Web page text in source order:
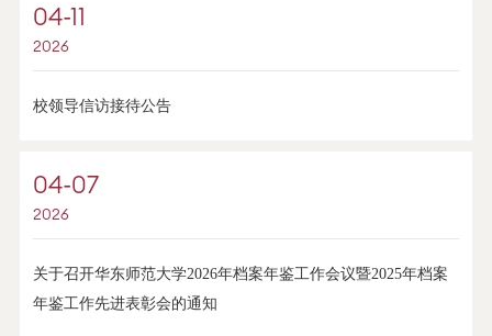
04-11
2026
校领导信访接待公告
04-07
2026
关于召开华东师范大学2026年档案年鉴工作会议暨2025年档案
年鉴工作先进表彰会的通知